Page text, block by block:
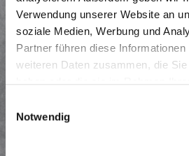
Verwendung unserer Website an
soziale Medien, Werbung und
Partner führen diese
weiteren Daten zusammen, die
Notwendig
Gerüstsysteme und Gerüstarten,
zwei bis drei Mitarbeitern bei
Gerüstbauer mitarbeiten und
Sie sind verantwortlich für die
Regelwerke und geben errichtete